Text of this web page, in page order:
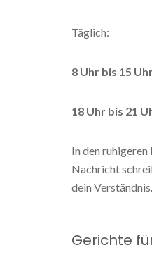
Täglich:
8 Uhr bis 15
18 Uhr bis 21
In den
Nachricht
dein Verständnis.
Gerichte